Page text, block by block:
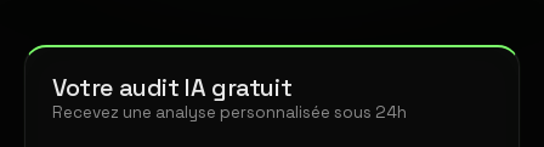
Votre audit IA gratuit
Recevez une analyse personnalisée sous 24h